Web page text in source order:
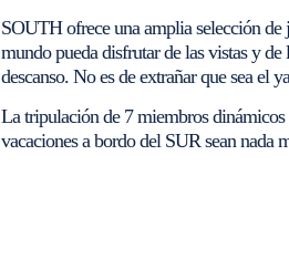
SOUTH ofrece una amplia selección de
mundo pueda disfrutar de las vistas y
descanso. No es de extrañar que sea el
La tripulación de 7 miembros dinámicos
vacaciones a bordo del SUR sean nada